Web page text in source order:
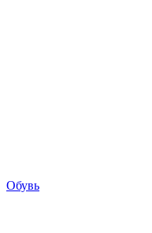
Обувь